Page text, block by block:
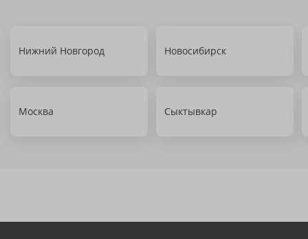
Нижний Новгород Новосибирск
Москва Сыктывкар